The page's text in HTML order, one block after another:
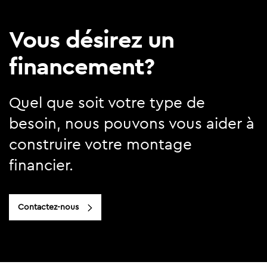
Vous désirez un
financement?
Quel que soit votre type de
besoin, nous pouvons vous aider à
construire votre montage
financier.
Contactez-nous